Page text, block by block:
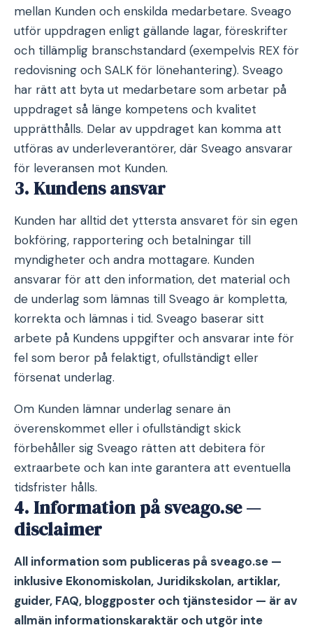
mellan Kunden och enskilda medarbetare. Sveago
utför uppdragen enligt gällande lagar, föreskrifter
och tillämplig branschstandard (exempelvis REX för
redovisning och SALK för lönehantering). Sveago
har rätt att byta ut medarbetare som arbetar på
uppdraget så länge kompetens och kvalitet
upprätthålls. Delar av uppdraget kan komma att
utföras av underleverantörer, där Sveago ansvarar
för leveransen mot Kunden.
3. Kundens ansvar
Kunden har alltid det yttersta ansvaret för sin egen
bokföring, rapportering och betalningar till
myndigheter och andra mottagare. Kunden
ansvarar för att den information, det material och
de underlag som lämnas till Sveago är kompletta,
korrekta och lämnas i tid. Sveago baserar sitt
arbete på Kundens uppgifter och ansvarar inte för
fel som beror på felaktigt, ofullständigt eller
försenat underlag.
Om Kunden lämnar underlag senare än
överenskommet eller i ofullständigt skick
förbehåller sig Sveago rätten att debitera för
extraarbete och kan inte garantera att eventuella
tidsfrister hålls.
4. Information på sveago.se —
disclaimer
All information som publiceras på sveago.se —
inklusive Ekonomiskolan, Juridikskolan, artiklar,
guider, FAQ, bloggposter och tjänstesidor — är av
allmän informationskaraktär och utgör inte